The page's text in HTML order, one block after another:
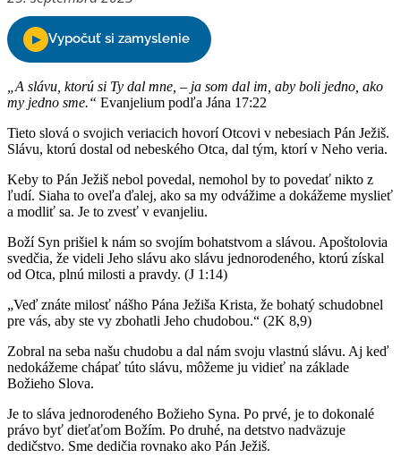
„A slávu, ktorú si Ty dal mne, – ja som dal im, aby boli jedno, ako
my jedno sme.“ Evanjelium podľa Jána 17:22
Tieto slová o svojich veriacich hovorí Otcovi v nebesiach Pán Ježiš.
Slávu, ktorú dostal od nebeského Otca, dal tým, ktorí v Neho veria.
Keby to Pán Ježiš nebol povedal, nemohol by to povedať nikto z
ľudí. Siaha to oveľa ďalej, ako sa my odvážime a dokážeme myslieť
a modliť sa. Je to zvesť v evanjeliu.
Boží Syn prišiel k nám so svojím bohatstvom a slávou. Apoštolovia
svedčia, že videli Jeho slávu ako slávu jednorodeného, ktorú získal
od Otca, plnú milosti a pravdy. (J 1:14)
„Veď znáte milosť nášho Pána Ježiša Krista, že bohatý schudobnel
pre vás, aby ste vy zbohatli Jeho chudobou.“ (2K 8,9)
Zobral na seba našu chudobu a dal nám svoju vlastnú slávu. Aj keď
nedokážeme chápať túto slávu, môžeme ju vidieť na základe
Božieho Slova.
Je to sláva jednorodeného Božieho Syna. Po prvé, je to dokonalé
právo byť dieťaťom Božím. Po druhé, na detstvo nadväzuje
dedičstvo. Sme dedičia rovnako ako Pán Ježiš.